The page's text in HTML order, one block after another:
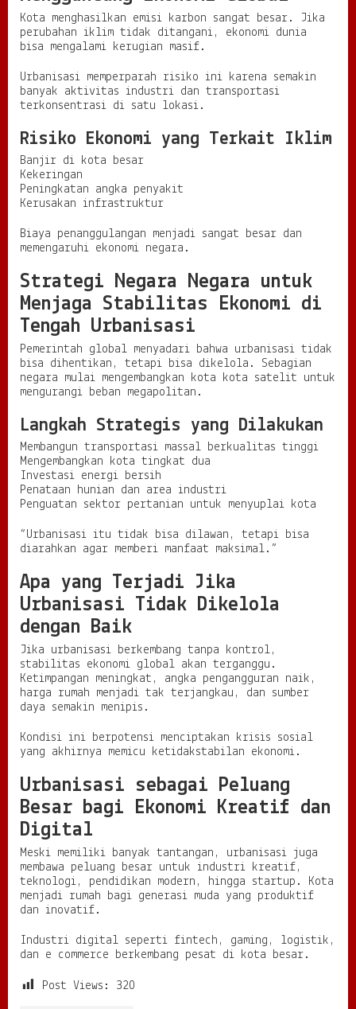
Kota menghasilkan emisi karbon sangat besar. Jika
perubahan iklim tidak ditangani, ekonomi dunia
bisa mengalami kerugian masif.
Urbanisasi memperparah risiko ini karena semakin
banyak aktivitas industri dan transportasi
terkonsentrasi di satu lokasi.
Risiko Ekonomi yang Terkait Iklim
Banjir di kota besar
Kekeringan
Peningkatan angka penyakit
Kerusakan infrastruktur
Biaya penanggulangan menjadi sangat besar dan
memengaruhi ekonomi negara.
Strategi Negara Negara untuk
Menjaga Stabilitas Ekonomi di
Tengah Urbanisasi
Pemerintah global menyadari bahwa urbanisasi tidak
bisa dihentikan, tetapi bisa dikelola. Sebagian
negara mulai mengembangkan kota kota satelit untuk
mengurangi beban megapolitan.
Langkah Strategis yang Dilakukan
Membangun transportasi massal berkualitas tinggi
Mengembangkan kota tingkat dua
Investasi energi bersih
Penataan hunian dan area industri
Penguatan sektor pertanian untuk menyuplai kota
“Urbanisasi itu tidak bisa dilawan, tetapi bisa
diarahkan agar memberi manfaat maksimal.”
Apa yang Terjadi Jika
Urbanisasi Tidak Dikelola
dengan Baik
Jika urbanisasi berkembang tanpa kontrol,
stabilitas ekonomi global akan terganggu.
Ketimpangan meningkat, angka pengangguran naik,
harga rumah menjadi tak terjangkau, dan sumber
daya semakin menipis.
Kondisi ini berpotensi menciptakan krisis sosial
yang akhirnya memicu ketidakstabilan ekonomi.
Urbanisasi sebagai Peluang
Besar bagi Ekonomi Kreatif dan
Digital
Meski memiliki banyak tantangan, urbanisasi juga
membawa peluang besar untuk industri kreatif,
teknologi, pendidikan modern, hingga startup. Kota
menjadi rumah bagi generasi muda yang produktif
dan inovatif.
Industri digital seperti fintech, gaming, logistik,
dan e commerce berkembang pesat di kota besar.
Post Views: 320